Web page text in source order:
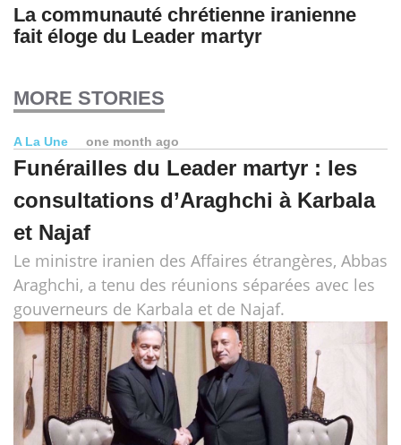
La communauté chrétienne iranienne
fait éloge du Leader martyr
MORE STORIES
A La Une one month ago
Funérailles du Leader martyr : les
consultations d’Araghchi à Karbala
et Najaf
Le ministre iranien des Affaires étrangères, Abbas
Araghchi, a tenu des réunions séparées avec les
gouverneurs de Karbala et de Najaf.